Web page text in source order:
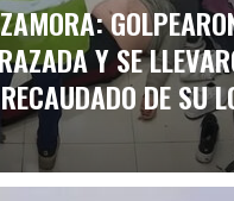
Y SE
DE SU